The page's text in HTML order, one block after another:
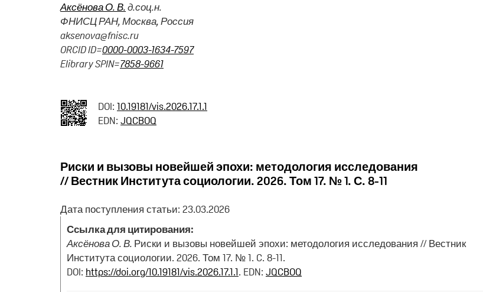
Аксёнова О. В.д.соц.н.
ФНИСЦ РАН, Москва, Россия
aksenova@fnisc.ru
ORCID ID=0000-0003-1634-7597
Elibrary SPIN=7858-9661
DOI: 10.19181/vis.2026.17.1.1
EDN: JQCBOQ
Риски и вызовы новейшей эпохи: методология исследования
// Вестник Института социологии. 2026. Том 17. № 1. С. 8-11
Дата поступления статьи: 23.03.2026
Ссылка для цитирования:
Аксёнова О. В. Риски и вызовы новейшей эпохи: методология исследования // Вестник
Института социологии. 2026. Том 17. № 1. C. 8-11.
DOI: https://doi.org/10.19181/vis.2026.17.1.1. EDN: JQCBOQ